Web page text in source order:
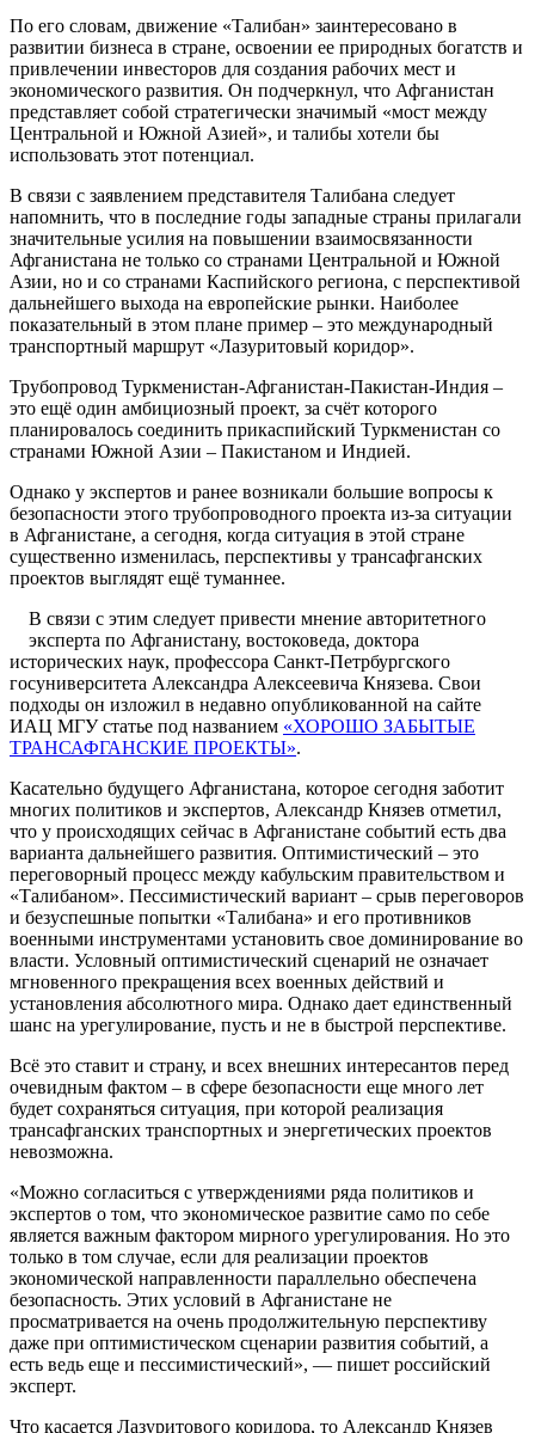
По его словам, движение «Талибан» заинтересовано в
развитии бизнеса в стране, освоении ее природных богатств и
привлечении инвесторов для создания рабочих мест и
экономического развития. Он подчеркнул, что Афганистан
представляет собой стратегически значимый «мост между
Центральной и Южной Азией», и талибы хотели бы
использовать этот потенциал.
В связи с заявлением представителя Талибана следует
напомнить, что в последние годы западные страны прилагали
значительные усилия на повышении взаимосвязанности
Афганистана не только со странами Центральной и Южной
Азии, но и со странами Каспийского региона, с перспективой
дальнейшего выхода на европейские рынки. Наиболее
показательный в этом плане пример – это международный
транспортный маршрут «Лазуритовый коридор».
Трубопровод Туркменистан-Афганистан-Пакистан-Индия –
это ещё один амбициозный проект, за счёт которого
планировалось соединить прикаспийский Туркменистан со
странами Южной Азии – Пакистаном и Индией.
Однако у экспертов и ранее возникали большие вопросы к
безопасности этого трубопроводного проекта из-за ситуации
в Афганистане, а сегодня, когда ситуация в этой стране
существенно изменилась, перспективы у трансафганских
проектов выглядят ещё туманнее.
В связи с этим следует привести мнение авторитетного
эксперта по Афганистану, востоковеда, доктора
исторических наук, профессора Санкт-Петрбургского
госуниверситета Александра Алексеевича Князева. Свои
подходы он изложил в недавно опубликованной на сайте
ИАЦ МГУ статье под названием «ХОРОШО ЗАБЫТЫЕ
ТРАНСАФГАНСКИЕ ПРОЕКТЫ».
Касательно будущего Афганистана, которое сегодня заботит
многих политиков и экспертов, Александр Князев отметил,
что у происходящих сейчас в Афганистане событий есть два
варианта дальнейшего развития. Оптимистический – это
переговорный процесс между кабульским правительством и
«Талибаном». Пессимистический вариант – срыв переговоров
и безуспешные попытки «Талибана» и его противников
военными инструментами установить свое доминирование во
власти. Условный оптимистический сценарий не означает
мгновенного прекращения всех военных действий и
установления абсолютного мира. Однако дает единственный
шанс на урегулирование, пусть и не в быстрой перспективе.
Всё это ставит и страну, и всех внешних интересантов перед
очевидным фактом – в сфере безопасности еще много лет
будет сохраняться ситуация, при которой реализация
трансафганских транспортных и энергетических проектов
невозможна.
«Можно согласиться с утверждениями ряда политиков и
экспертов о том, что экономическое развитие само по себе
является важным фактором мирного урегулирования. Но это
только в том случае, если для реализации проектов
экономической направленности параллельно обеспечена
безопасность. Этих условий в Афганистане не
просматривается на очень продолжительную перспективу
даже при оптимистическом сценарии развития событий, а
есть ведь еще и пессимистический», — пишет российский
эксперт.
Что касается Лазуритового коридора, то Александр Князев